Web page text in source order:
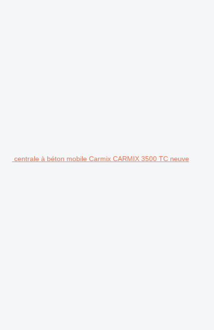
centrale à béton mobile Carmix CARMIX 3500 TC neuve